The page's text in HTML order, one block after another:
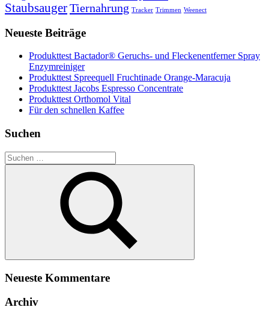
StaubsaugerTiernahrung Tracker Trimmen Weenect
Neueste Beiträge
Produkttest Bactador® Geruchs- und Fleckenentferner Spray
Enzymreiniger
Produkttest Spreequell Fruchtinade Orange-Maracuja
Produkttest Jacobs Espresso Concentrate
Produkttest Orthomol Vital
Für den schnellen Kaffee
Suchen
Suchen
nach:
Suchen
Neueste Kommentare
Archiv